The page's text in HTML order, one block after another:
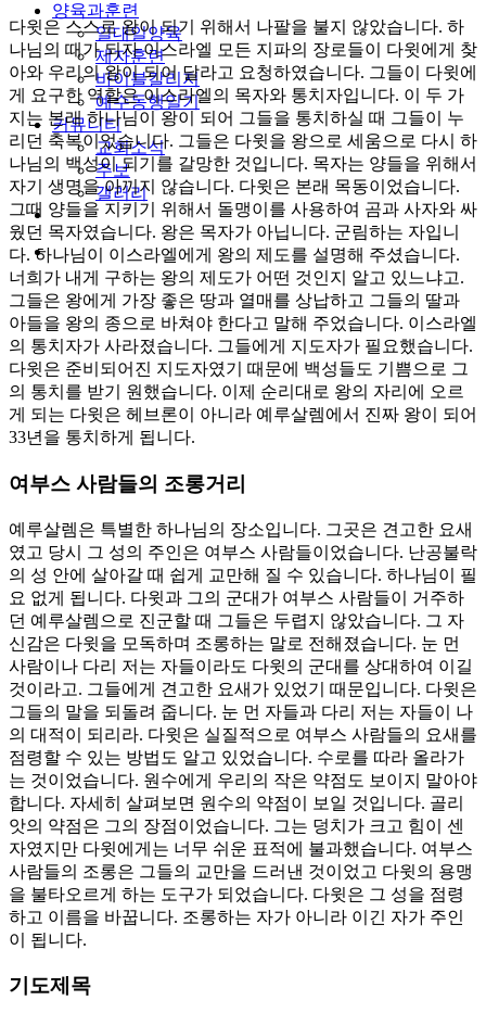
양육과훈련
일대일양육
제자훈련
바이블칼리지
예수동행일기
커뮤니티
교회소식
주보
갤러리
youtube
soundcloud
search
다윗은 스스로 왕이 되기 위해서 나팔을 불지 않았습니다. 하
나님의 때가 되자 이스라엘 모든 지파의 장로들이 다윗에게 찾
아와 우리의 왕이 되어 달라고 요청하였습니다. 그들이 다윗에
게 요구한 역할은 이스라엘의 목자와 통치자입니다. 이 두 가
지는 본래 하나님이 왕이 되어 그들을 통치하실 때 그들이 누
리던 축복이었습니다. 그들은 다윗을 왕으로 세움으로 다시 하
나님의 백성이 되기를 갈망한 것입니다. 목자는 양들을 위해서
자기 생명을 아끼지 않습니다. 다윗은 본래 목동이었습니다.
그때 양들을 지키기 위해서 돌맹이를 사용하여 곰과 사자와 싸
웠던 목자였습니다. 왕은 목자가 아닙니다. 군림하는 자입니
다. 하나님이 이스라엘에게 왕의 제도를 설명해 주셨습니다.
너희가 내게 구하는 왕의 제도가 어떤 것인지 알고 있느냐고.
그들은 왕에게 가장 좋은 땅과 열매를 상납하고 그들의 딸과
아들을 왕의 종으로 바쳐야 한다고 말해 주었습니다. 이스라엘
의 통치자가 사라졌습니다. 그들에게 지도자가 필요했습니다.
다윗은 준비되어진 지도자였기 때문에 백성들도 기쁨으로 그
의 통치를 받기 원했습니다. 이제 순리대로 왕의 자리에 오르
게 되는 다윗은 헤브론이 아니라 예루살렘에서 진짜 왕이 되어
33년을 통치하게 됩니다.
여부스 사람들의 조롱거리
예루살렘은 특별한 하나님의 장소입니다. 그곳은 견고한 요새
였고 당시 그 성의 주인은 여부스 사람들이었습니다. 난공불락
의 성 안에 살아갈 때 쉽게 교만해 질 수 있습니다. 하나님이 필
요 없게 됩니다. 다윗과 그의 군대가 여부스 사람들이 거주하
던 예루살렘으로 진군할 때 그들은 두렵지 않았습니다. 그 자
신감은 다윗을 모독하며 조롱하는 말로 전해졌습니다. 눈 먼
사람이나 다리 저는 자들이라도 다윗의 군대를 상대하여 이길
것이라고. 그들에게 견고한 요새가 있었기 때문입니다. 다윗은
그들의 말을 되돌려 줍니다. 눈 먼 자들과 다리 저는 자들이 나
의 대적이 되리라. 다윗은 실질적으로 여부스 사람들의 요새를
점령할 수 있는 방법도 알고 있었습니다. 수로를 따라 올라가
는 것이었습니다. 원수에게 우리의 작은 약점도 보이지 말아야
합니다. 자세히 살펴보면 원수의 약점이 보일 것입니다. 골리
앗의 약점은 그의 장점이었습니다. 그는 덩치가 크고 힘이 센
자였지만 다윗에게는 너무 쉬운 표적에 불과했습니다. 여부스
사람들의 조롱은 그들의 교만을 드러낸 것이었고 다윗의 용맹
을 불타오르게 하는 도구가 되었습니다. 다윗은 그 성을 점령
하고 이름을 바꿉니다. 조롱하는 자가 아니라 이긴 자가 주인
이 됩니다.
기도제목